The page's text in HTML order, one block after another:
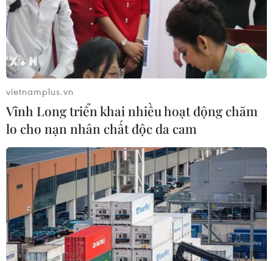
Quỹ do cầu thủ Bayern khởi xướng đã
quyên góp được 2,5 triệu euro
22/03/2020 07:09
Quỹ "We Kick Corona" do hai cầu thủ Bayern và cũng là
tuyển thủ quốc gia Đức là Leon Goretzka và Joshua
Kimmich khởi xướng, đã nhận được 2,5 triệu euro tiền
ủng hộ phòng chống dịch bệnh COVID-19.
vietnamplus.vn
Vĩnh Long triển khai nhiều hoạt động chăm
lo cho nạn nhân chất độc da cam